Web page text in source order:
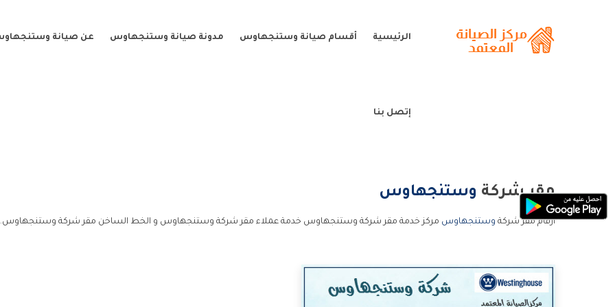
الرئيسية أقسام صيانة وستنجهاوس مدونة صيانة وستنجهاوس عن صيانة
إتصل بنا
مقر شركة وستنجهاوس
ارقام مقر شركة وستنجهاوس مركز خدمة مقر شركة وستنجهاوس خدمة عملاء مقر شركة وستنجهاوس و الخط الساخن مقر شركة وستنجهاوس.